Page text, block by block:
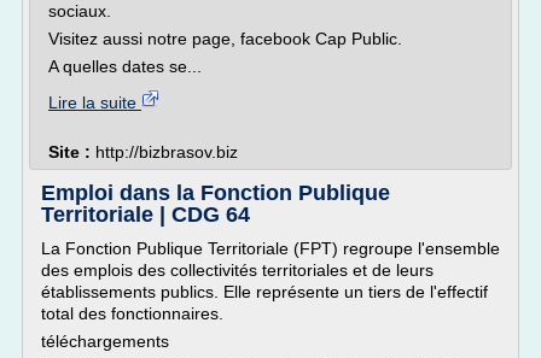
sociaux.
Visitez aussi notre page, facebook Cap Public.
A quelles dates se...
Lire la suite
Site : http://bizbrasov.biz
Emploi dans la Fonction Publique
Territoriale | CDG 64
La Fonction Publique Territoriale (FPT) regroupe l'ensemble
des emplois des collectivités territoriales et de leurs
établissements publics. Elle représente un tiers de l'effectif
total des fonctionnaires.
téléchargements